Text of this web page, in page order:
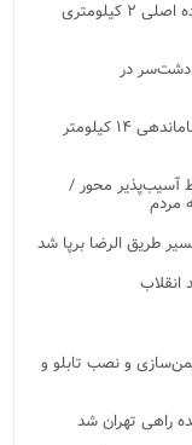
پایان پروژه نیمه‌تمام ۱۵ ساله پارک و تکمیل جاده اصلی ۲ کیلومتری
روستای بخش دشت‌سر در
چالوس آماده جهشی تازه در مسیر توسعه/ از ساماندهی ۱۴ کیلومتر
آسیب‌پذیر محور /
مردم
انقلاب
و نصب تابلو و